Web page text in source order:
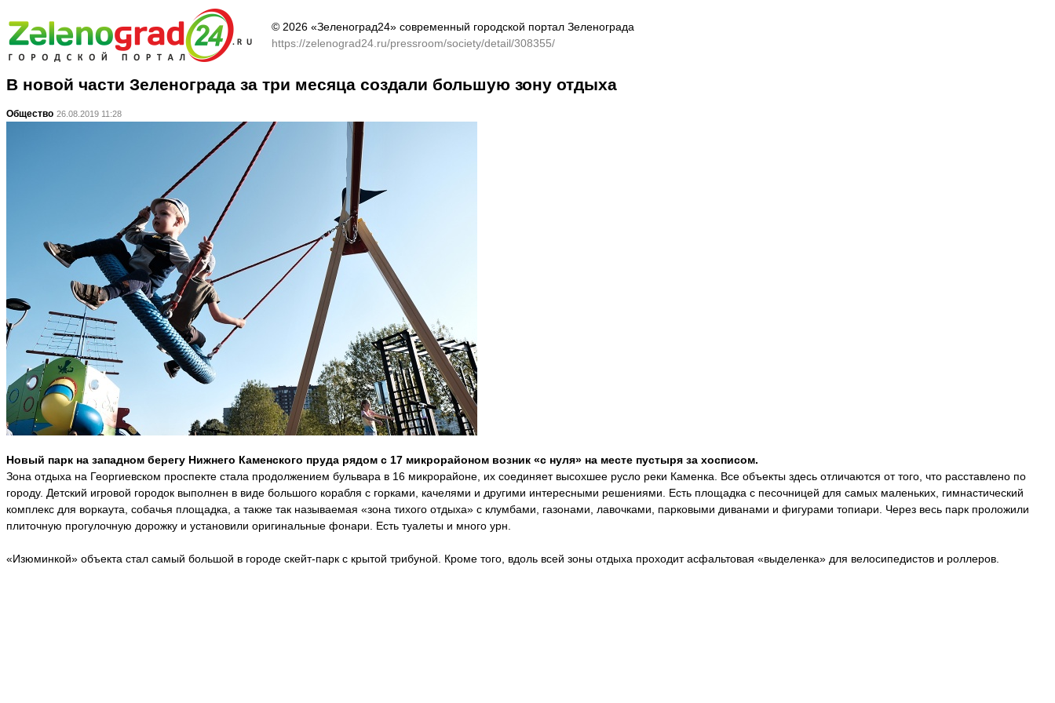
© 2026 «Зеленоград24» современный городской портал Зеленограда
https://zelenograd24.ru/pressroom/society/detail/308355/
В новой части Зеленограда за три месяца создали большую зону отдыха
Общество 26.08.2019 11:28
Новый парк на западном берегу Нижнего Каменского пруда рядом с 17 микрорайоном возник «с нуля» на месте пустыря за хосписом.
Зона отдыха на Георгиевском проспекте стала продолжением бульвара в 16 микрорайоне, их соединяет высохшее русло реки Каменка. Все объекты здесь отличаются от того, что расставлено по
городу. Детский игровой городок выполнен в виде большого корабля с горками, качелями и другими интересными решениями. Есть площадка с песочницей для самых маленьких, гимнастический
комплекс для воркаута, собачья площадка, а также так называемая «зона тихого отдыха» с клумбами, газонами, лавочками, парковыми диванами и фигурами топиари. Через весь парк проложили
плиточную прогулочную дорожку и установили оригинальные фонари. Есть туалеты и много урн.
«Изюминкой» объекта стал самый большой в городе скейт-парк с крытой трибуной. Кроме того, вдоль всей зоны отдыха проходит асфальтовая «выделенка» для велосипедистов и роллеров.